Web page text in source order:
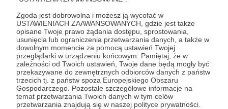
Zgoda jest dobrowolna i możesz ją wycofać w
USTAWIENIACH ZAAWANSOWANYCH, gdzie jest także
opisane Twoje prawo żądania dostępu, sprostowania,
usunięcia lub ograniczenia przetwarzania danych, a także w
dowolnym momencie za pomocą ustawień Twojej
przeglądarki w urządzeniu końcowym. Pamiętaj, że w
zależności od Twoich ustawień, Twoje dane będą mogły być
przekazywane do zewnętrznych odbiorców danych z państw
trzecich tj. z państw spoza Europejskiego Obszaru
Gospodarczego. Pozostałe szczegółowe informacje na
temat przetwarzania Twoich danych w tym celów
przetwarzania znajdują się w naszej polityce prywatności.
Zobacz profil autora
Zobacz również